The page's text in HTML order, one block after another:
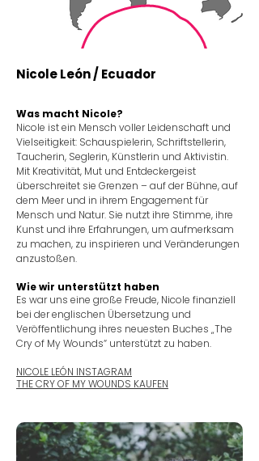
Nicole León / Ecuador
Was macht Nicole?
​Nicole ist ein Mensch voller Leidenschaft und
Vielseitigkeit: Schauspielerin, Schriftstellerin,
Taucherin, Seglerin, Künstlerin und Aktivistin.
Mit Kreativität, Mut und Entdeckergeist
überschreitet sie Grenzen – auf der Bühne, auf
dem Meer und in ihrem Engagement für
Mensch und Natur.​ Sie nutzt ihre Stimme, ihre
Kunst und ihre Erfahrungen, um aufmerksam
zu machen, zu inspirieren und Veränderungen
anzustoßen.
Wie wir unterstützt haben
Es war uns eine große Freude, Nicole finanziell
bei der englischen Übersetzung und
Veröffentlichung ihres neuesten Buches „The
Cry of My Wounds“ unterstützt zu haben.
NICOLE LEÓN INSTAGRAM​
THE CRY OF MY WOUNDS KAUFEN